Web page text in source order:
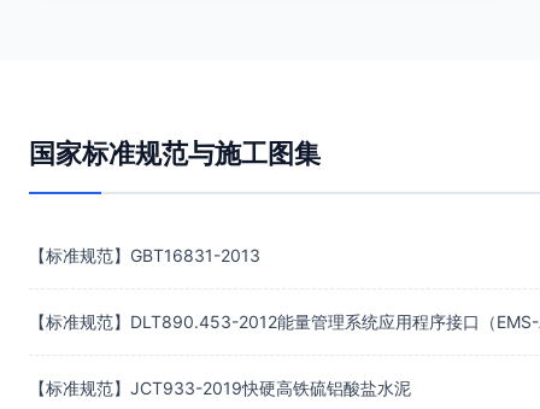
国家标准规范与施工图集
【标准规范】GBT16831-2013
【标准规范】JCT933-2019快硬高铁硫铝酸盐水泥